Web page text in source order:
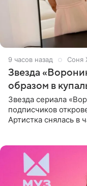
9 часов назад Соня
Звезда
образом в
Звезда сериала
подписчиков
Артистка снялась в